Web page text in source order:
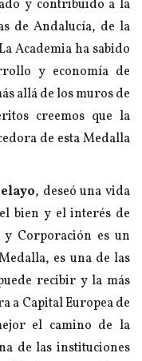
y contribuido a la
de Andalucía, de la
Academia ha sabido
y economía de
allá de los muros de
creemos que la
de esta Medalla
, deseó una vida
bien y el interés de
y Corporación es un
es una de las
recibir y la más
a Capital Europea de
el camino de la
de las instituciones